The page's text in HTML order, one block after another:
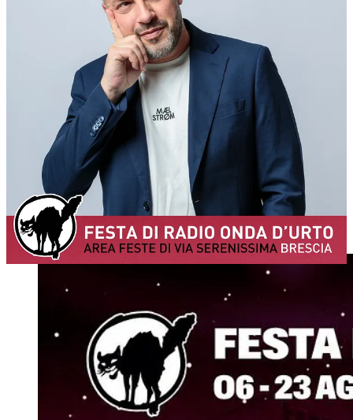
- Murubutu, al secolo Alessio Mariani, si avvicina
all’hip hop all’inizio degli anni ’90. Insegnante di filosofia e storia a
Reggio Emilia, dal 2000 inizia a riflettere sull’interazione fra
contenuti scolastici e musica rap. Sulla scorta della contaminazione
fra rap e narrativa, Murubutu intraprende dal 2009 un progetto
solista, interamente dedicato allo storytelling, in cui sonorità hip hop
classiche fanno da tappeto a testi con una forte curvatura
cantautorale dagli accenti poetici.
"La vita segreta delle città" è l'ottavo album di Murubutu, uscito a
marzo 2025, "un concept - spiega lo stesso artista - che nasce dal
vedere la città come un organismo senziente, che influenza il destino
degli uomini ed è espressione di tutte le contraddizioni popolazioni
invisibili che sono l'anima della città. Volevo portare all'attenzione
quelle parti della città poco conosciute, ma che sono parti
fondamentali".